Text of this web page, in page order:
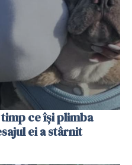
ce își plimba
ei a stârnit